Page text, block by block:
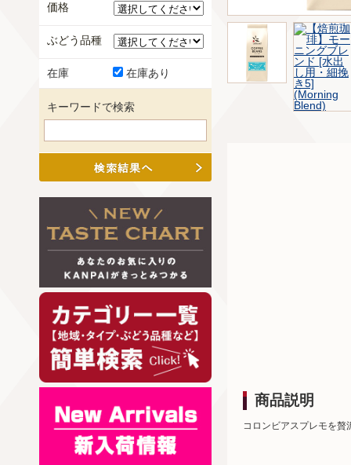
商品説明
コロンビアスプレモを贅
価格
ぶどう品種
在庫 在庫あり
キーワードで検索